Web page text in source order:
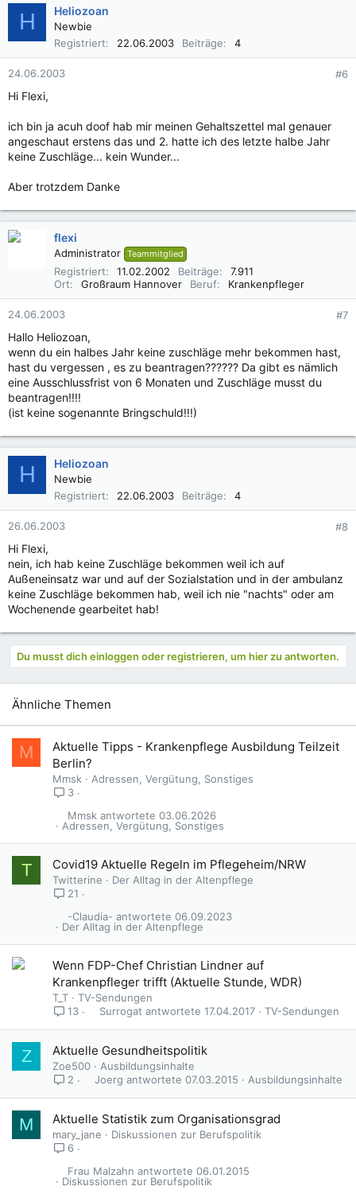
H Heliozoan
Newbie
Registriert
22.06.2003 Beiträge 4
24.06.2003 #6
Hi Flexi,
ich bin ja acuh doof hab mir meinen Gehaltszettel mal genauer
angeschaut erstens das und 2. hatte ich des letzte halbe Jahr
keine Zuschläge... kein Wunder...
Aber trotzdem Danke
flexi
Administrator Teammitglied
Registriert 11.02.2002 Beiträge
7.911
Ort
Großraum Hannover Beruf Krankenpfleger
24.06.2003 #7
Hallo Heliozoan,
wenn du ein halbes Jahr keine zuschläge mehr bekommen hast,
hast du vergessen , es zu beantragen?????? Da gibt es nämlich
eine Ausschlussfrist von 6 Monaten und Zuschläge musst du
beantragen!!!!
(ist keine sogenannte Bringschuld!!!)
H Heliozoan
Newbie
Registriert
22.06.2003 Beiträge 4
26.06.2003 #8
Hi Flexi,
nein, ich hab keine Zuschläge bekommen weil ich auf
Außeneinsatz war und auf der Sozialstation und in der ambulanz
keine Zuschläge bekommen hab, weil ich nie "nachts" oder am
Wochenende gearbeitet hab!
Du musst dich einloggen oder registrieren, um hier zu antworten.
Ähnliche Themen
M
Aktuelle Tipps - Krankenpflege Ausbildung Teilzeit
Berlin?
Mmsk
Adressen, Vergütung, Sonstiges
3
Adressen, Vergütung, Sonstiges
03.06.2026
Mmsk
T Covid19 Aktuelle Regeln im Pflegeheim/NRW
Twitterine
Der Alltag in der Altenpflege
21
Der Alltag in der Altenpflege
06.09.2023
-Claudia-
Wenn FDP-Chef Christian Lindner auf
Krankenpfleger trifft (Aktuelle Stunde, WDR)
T_T
TV-Sendungen
13
TV-Sendungen
17.04.2017
Surrogat
Z Aktuelle Gesundheitspolitik
Zoe500
Ausbildungsinhalte
2
Ausbildungsinhalte
07.03.2015
Joerg
M Aktuelle Statistik zum Organisationsgrad
mary_jane
Diskussionen zur Berufspolitik
6
Diskussionen zur Berufspolitik
06.01.2015
Frau Malzahn